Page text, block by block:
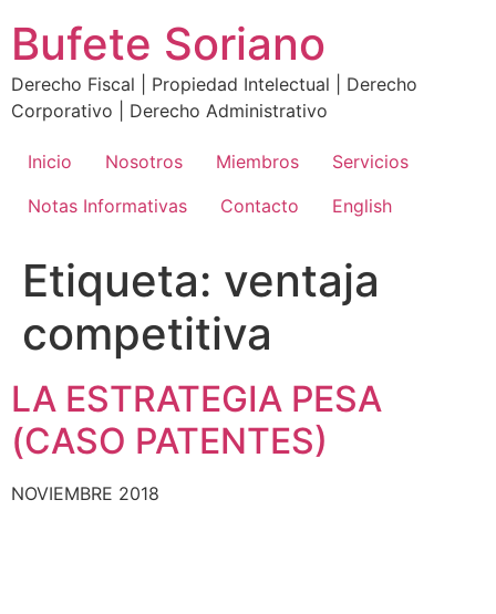
contenido
Bufete Soriano
Derecho Fiscal | Propiedad Intelectual | Derecho
Corporativo | Derecho Administrativo
Inicio Nosotros Miembros
Servicios
Notas Informativas
Contacto English
Etiqueta: ventaja
competitiva
LA ESTRATEGIA PESA
(CASO PATENTES)
NOVIEMBRE 2018